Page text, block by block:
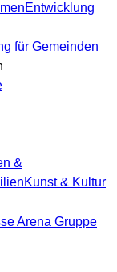
Entwicklung
für Gemeinden
&
Kunst & Kultur
Arena Gruppe